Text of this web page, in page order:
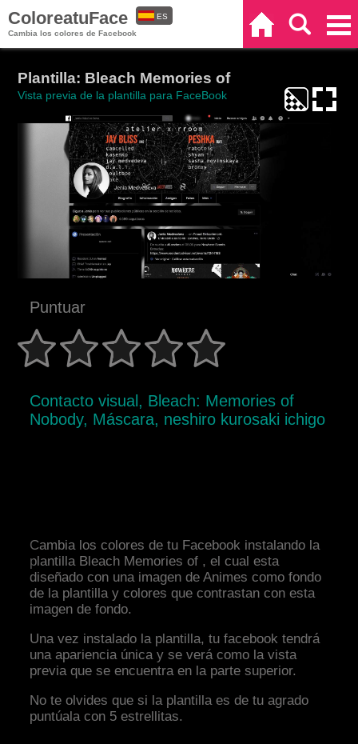
ColoreatuFace
Cambia los colores de Facebook
ES
Plantilla: Bleach Memories of
Vista previa de la plantilla para FaceBook
Puntuar
Contacto visual, Bleach: Memories of
Nobody, Máscara, neshiro kurosaki ichigo
Cambia los colores de tu Facebook instalando la
plantilla Bleach Memories of , el cual esta
diseñado con una imagen de Animes como fondo
de la plantilla y colores que contrastan con esta
imagen de fondo.
Una vez instalado la plantilla, tu facebook tendrá
una apariencia única y se verá como la vista
previa que se encuentra en la parte superior.
No te olvides que si la plantilla es de tu agrado
puntúala con 5 estrellitas.